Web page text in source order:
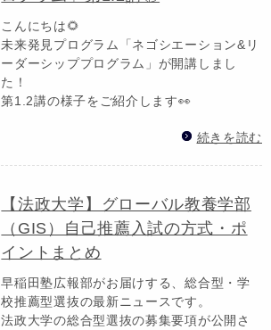
こんにちは🌻
未来発見プログラム「ネゴシエーション&リ
ーダーシッププログラム」が開講しまし
た！
第1.2講の様子をご紹介します👀
続きを読む
【法政大学】グローバル教養学部
（GIS）自己推薦入試の方式・ポ
イントまとめ
早稲田塾広報部がお届けする、総合型・学
校推薦型選抜の最新ニュースです。
法政大学の総合型選抜の募集要項が公開さ